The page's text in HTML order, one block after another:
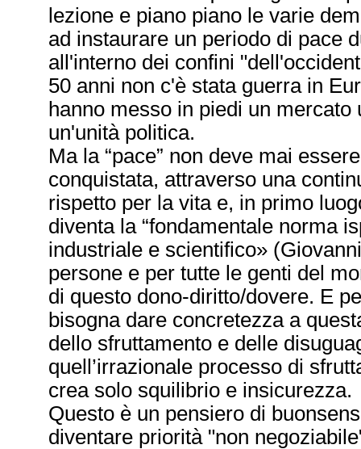
lezione e piano piano le varie
ad instaurare un periodo di pace
all'interno dei confini
50 anni non c'è stata guerra in
hanno messo in piedi un
un'unità politica.
Ma la “pace” non deve mai
conquistata, attraverso una
rispetto per la vita e, in primo
diventa la “fondamentale norma
industriale e scientifico»
persone e per tutte le genti del
di questo dono-diritto/dovere. E
bisogna dare concretezza a
dello sfruttamento e delle
quell’irrazionale processo di
crea solo squilibrio e insicurezza.
Questo è un pensiero di
diventare priorità "non